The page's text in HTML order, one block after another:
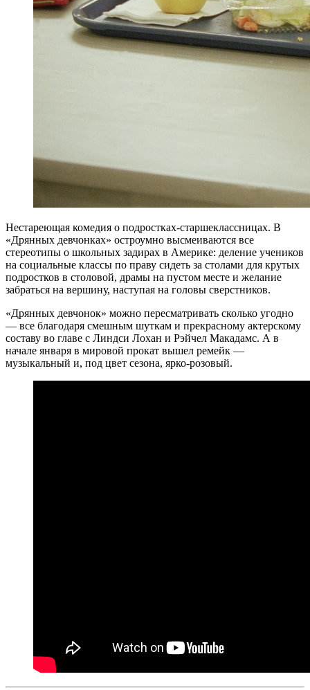
Нестареющая комедия о подростках-старшеклассницах. В
«Дрянных девчонках» остроумно высмеиваются все
стереотипы о школьных задирах в Америке: деление учеников
на социальные классы по праву сидеть за столами для крутых
подростков в столовой, драмы на пустом месте и желание
забраться на вершину, наступая на головы сверстников.
«Дрянных девчонок» можно пересматривать сколько угодно
— все благодаря смешным шуткам и прекрасному актерскому
составу во главе с Линдси Лохан и Рэйчел Макадамс. А в
начале января в мировой прокат вышел ремейк —
музыкальный и, под цвет сезона, ярко-розовый.